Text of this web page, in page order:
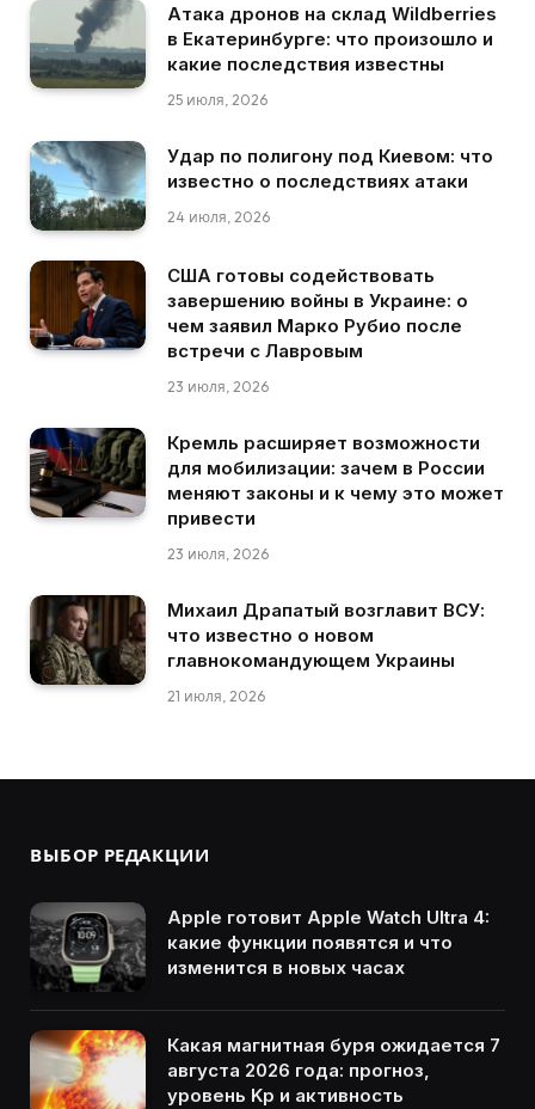
Атака дронов на склад Wildberries
в Екатеринбурге: что произошло и
какие последствия известны
25 июля, 2026
Удар по полигону под Киевом: что
известно о последствиях атаки
24 июля, 2026
США готовы содействовать
завершению войны в Украине: о
чем заявил Марко Рубио после
встречи с Лавровым
23 июля, 2026
Кремль расширяет возможности
для мобилизации: зачем в России
меняют законы и к чему это может
привести
23 июля, 2026
Михаил Драпатый возглавит ВСУ:
что известно о новом
главнокомандующем Украины
21 июля, 2026
ВЫБОР РЕДАКЦИИ
Apple готовит Apple Watch Ultra 4:
какие функции появятся и что
изменится в новых часах
Какая магнитная буря ожидается 7
августа 2026 года: прогноз,
уровень Kp и активность